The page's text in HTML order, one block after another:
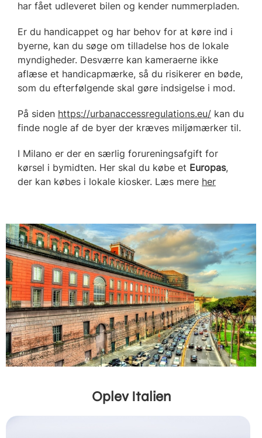
har fået udleveret bilen og kender nummerpladen.
Er du handicappet og har behov for at køre ind i
byerne, kan du søge om tilladelse hos de lokale
myndigheder. Desværre kan kameraerne ikke
aflæse et handicapmærke, så du risikerer en bøde,
som du efterfølgende skal gøre indsigelse i mod.
På siden https://urbanaccessregulations.eu/ kan du
finde nogle af de byer der kræves miljømærker til.
I Milano er der en særlig forureningsafgift for
kørsel i bymidten. Her skal du købe et Europas,
der kan købes i lokale kiosker. Læs mere her
Oplev Italien